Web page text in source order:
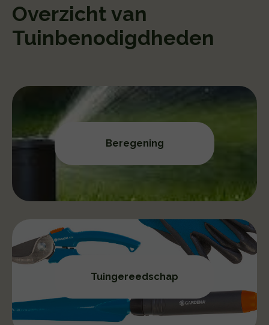
Overzicht van
Tuinbenodigdheden
Beregening
Tuingereedschap